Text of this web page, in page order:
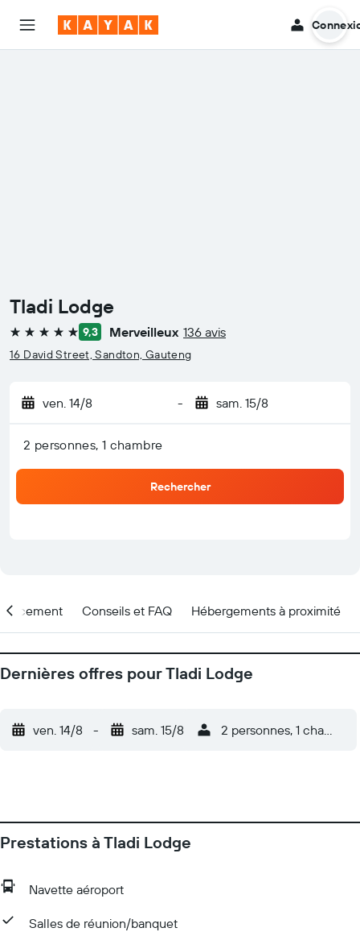
Tladi Lodge
5 étoiles 9,3 Merveilleux 136 avis
16 David Street, Sandton, Gauteng
ven. 14/8 - sam. 15/8
2 personnes, 1 chambre
Rechercher
Conseils et FAQ Hébergements à proximité
Dernières offres pour Tladi Lodge
ven. 14/8 - sam. 15/8 2 personnes, 1 chambre
Prestations à Tladi Lodge
Navette aéroport
Salles de réunion/banquet